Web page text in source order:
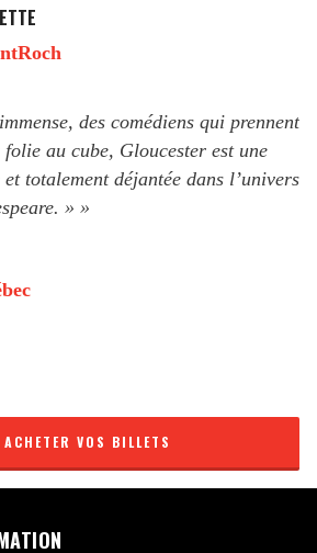
des comédiens qui prennent
au cube, Gloucester est une
totalement déjantée dans l’univers
» »
ACHETER VOS BILLETS